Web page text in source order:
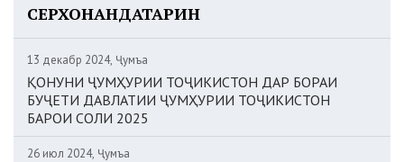
СЕРХОНАНДАТАРИН
13 декабр 2024, Ҷумъа
ҚОНУНИ ҶУМҲУРИИ ТОҶИКИСТОН ДАР БОРАИ
БУҶЕТИ ДАВЛАТИИ ҶУМҲУРИИ ТОҶИКИСТОН
БАРОИ СОЛИ 2025
26 июл 2024, Ҷумъа